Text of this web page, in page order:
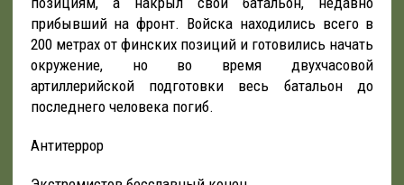
прибывший на фронт. Войска находились всего в
200 метрах от финских позиций и готовились начать
окружение, но во время двухчасовой
артиллерийской подготовки весь батальон до
последнего человека погиб.
Антитеррор